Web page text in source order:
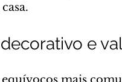
e